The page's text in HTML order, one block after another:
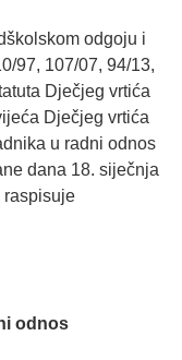
odgoju i
97, 107/07, 94/13,
Dječjeg vrtića
Dječjeg vrtića
u radni odnos
dana 18. siječnja
raspisuje
odnos